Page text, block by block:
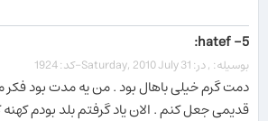
5- hatef:
بوسیله: , در: Saturday, 2010 July 31-کد: 1924
دمت گرم خیلی باهال بود . من یه مدت بود
قدیمی جعل کنم . الان یاد گرفتم بلد بودم